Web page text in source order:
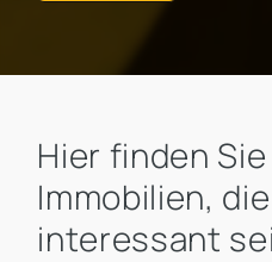
Hier finden
Immobilien,
interessant